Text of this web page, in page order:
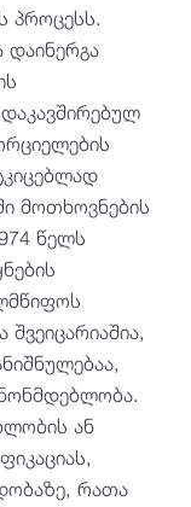
პროცესს.
დაინერგა
მოთხოვნების
წელს
შვეიცარიაშია,
ან
რათა